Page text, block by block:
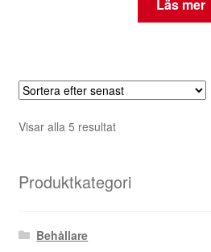
Läs mer
Visar alla 5 resultatSortera
Produktkategori
Behållare